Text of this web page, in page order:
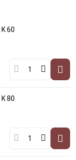
K 60
K 80